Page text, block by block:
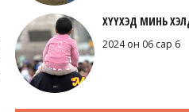
ХҮҮХЭД МИНЬ
2024 он 06 сар 6